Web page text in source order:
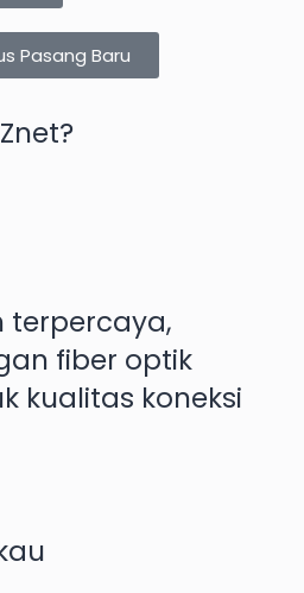
Pasang Baru
terpercaya,
fiber optik
kualitas koneksi